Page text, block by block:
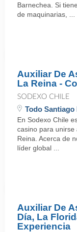
Barnechea. Si
de maquinarias, ...
Auxiliar De
La Reina -
SODEXO CHILE
Todo Santiago
En Sodexo Chile
casino para unirse
Reina. Acerca de
líder global ...
Auxiliar De
Día, La
Experiencia